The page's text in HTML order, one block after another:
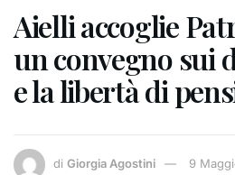
Aielli accoglie
un convegno sui
e la libertà di
di Giorgia Agostini 9